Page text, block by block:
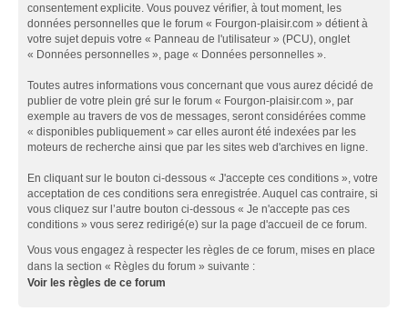
consentement explicite. Vous pouvez vérifier, à tout moment, les
données personnelles que le forum « Fourgon-plaisir.com » détient à
votre sujet depuis votre « Panneau de l'utilisateur » (PCU), onglet
« Données personnelles », page « Données personnelles ».
Toutes autres informations vous concernant que vous aurez décidé de
publier de votre plein gré sur le forum « Fourgon-plaisir.com », par
exemple au travers de vos de messages, seront considérées comme
« disponibles publiquement » car elles auront été indexées par les
moteurs de recherche ainsi que par les sites web d'archives en ligne.
En cliquant sur le bouton ci-dessous « J'accepte ces conditions », votre
acceptation de ces conditions sera enregistrée. Auquel cas contraire, si
vous cliquez sur l’autre bouton ci-dessous « Je n'accepte pas ces
conditions » vous serez redirigé(e) sur la page d'accueil de ce forum.
Vous vous engagez à respecter les règles de ce forum, mises en place
dans la section « Règles du forum » suivante :
Voir les règles de ce forum